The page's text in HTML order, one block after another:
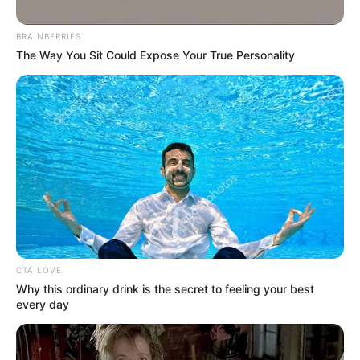
Cortesía Policía de Bolívar
Los hechos se registraron en plena vía pública de Hatillo
de Loba.
Por: Ruby Villarreal Julio
Marzo 17, 2026
BRAINBERRIES
The Way You Sit Could Expose Your True Personality
CTA LOVE
Why this ordinary drink is the secret to feeling your best
every day